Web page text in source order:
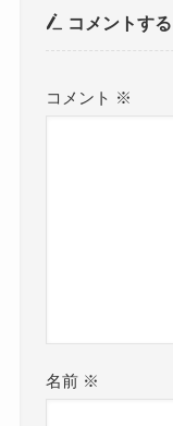
コメントする
コメント ※
名前 ※